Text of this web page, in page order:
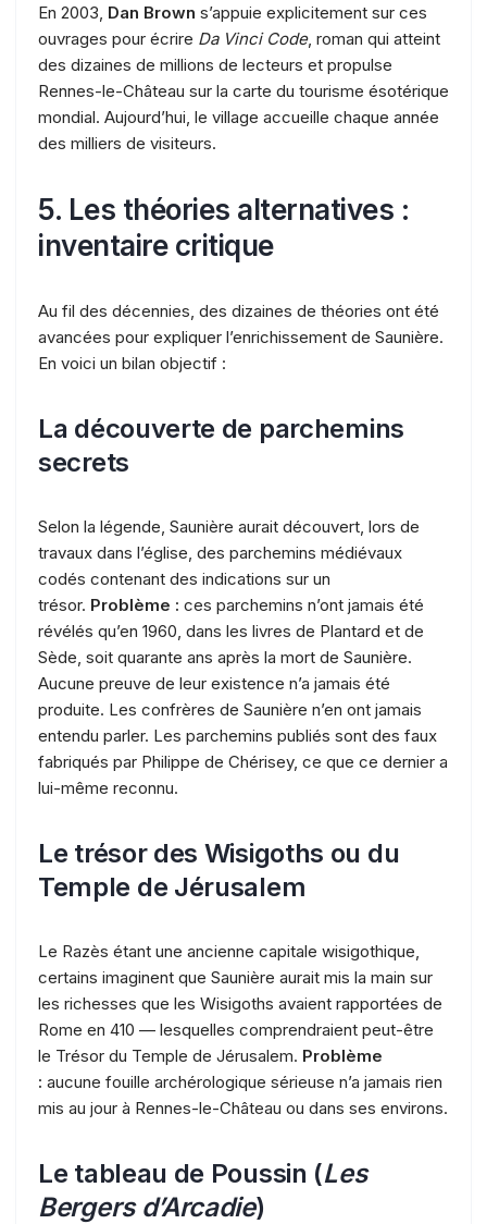
En 2003, Dan Brown s’appuie explicitement sur ces
ouvrages pour écrire Da Vinci Code, roman qui atteint
des dizaines de millions de lecteurs et propulse
Rennes-le-Château sur la carte du tourisme ésotérique
mondial. Aujourd’hui, le village accueille chaque année
des milliers de visiteurs.
5. Les théories alternatives :
inventaire critique
Au fil des décennies, des dizaines de théories ont été
avancées pour expliquer l’enrichissement de Saunière.
En voici un bilan objectif :
La découverte de parchemins
secrets
Selon la légende, Saunière aurait découvert, lors de
travaux dans l’église, des parchemins médiévaux
codés contenant des indications sur un
trésor. Problème : ces parchemins n’ont jamais été
révélés qu’en 1960, dans les livres de Plantard et de
Sède, soit quarante ans après la mort de Saunière.
Aucune preuve de leur existence n’a jamais été
produite. Les confrères de Saunière n’en ont jamais
entendu parler. Les parchemins publiés sont des faux
fabriqués par Philippe de Chérisey, ce que ce dernier a
lui-même reconnu.
Le trésor des Wisigoths ou du
Temple de Jérusalem
Le Razès étant une ancienne capitale wisigothique,
certains imaginent que Saunière aurait mis la main sur
les richesses que les Wisigoths avaient rapportées de
Rome en 410 — lesquelles comprendraient peut-être
le Trésor du Temple de Jérusalem. Problème
: aucune fouille archérologique sérieuse n’a jamais rien
mis au jour à Rennes-le-Château ou dans ses environs.
Le tableau de Poussin (Les
Bergers d’Arcadie)